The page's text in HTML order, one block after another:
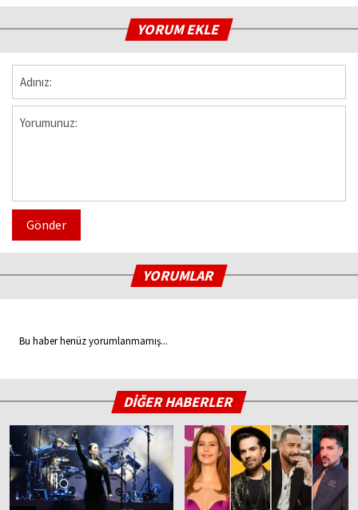
YORUM EKLE
Gönder
YORUMLAR
Bu haber henüz yorumlanmamış...
DİĞER HABERLER